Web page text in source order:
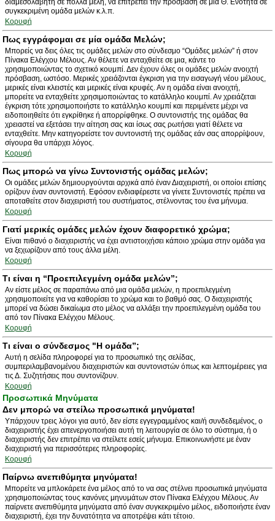
διαμεσολαβητή σε πολλά μέλη, να επιτρέπει την πρόσβαση σε μία Θ. Ενότητα σε
συγκεκριμένη ομάδα μελών κ.λ.π.
Κορυφή
Πως εγγράφομαι σε μία ομάδα Μελών;
Μπορείς να δεις όλες τις ομάδες μελών στο σύνδεσμο “Ομάδες μελών” ή στον
Πίνακα Ελέγχου Μέλους. Αν θέλετε να ενταχθείτε σε μια, κάντε το
χρησιμοποιώντας το σχετικό κουμπί. Δεν έχουν όλες οι ομάδες μελών ανοιχτή
πρόσβαση, ωστόσο. Μερικές χρειάζονται έγκριση για την εισαγωγή νέου μέλους,
μερικές είναι κλειστές και μερικές είναι κρυφές. Αν η ομάδα είναι ανοιχτή,
μπορείτε να ενταχθείτε χρησιμοποιώντας το κατάλληλο κουμπί. Αν χρειάζεται
έγκριση τότε χρησιμοποιήστε το κατάλληλο κουμπί και περιμένετε μέχρι να
ειδοποιηθείτε ότι εγκρίθηκε ή απορρίφθηκε. Ο συντονιστής της ομάδας θα
χρειαστεί να εξετάσει την αίτηση σας και ίσως σας ρωτήσει γιατί θέλετε να
ενταχθείτε. Μην κατηγορείστε τον συντονιστή της ομάδας εάν σας απορρίψουν,
σίγουρα θα υπάρχει λόγος.
Κορυφή
Πως μπορώ να γίνω Συντονιστής ομάδας μελών;
Οι ομάδες μελών δημιουργούνται αρχικά από έναν Διαχειριστή, οι οποίοι επίσης
ορίζουν έναν συντονιστή. Εφόσον ενδιαφέρεστε να γίνετε Συντονιστές πρέπει να
αποταθείτε στον διαχειριστή του συστήματος, στέλνοντας του ένα μήνυμα.
Κορυφή
Γιατί μερικές ομάδες μελών έχουν διαφορετικό χρώμα;
Είναι πιθανό ο διαχειριστής να έχει αντιστοιχήσει κάποιο χρώμα στην ομάδα για
να ξεχωρίζουν από τους άλλα μέλη.
Κορυφή
Τι είναι η “Προεπιλεγμένη ομάδα μελών”;
Αν είστε μέλος σε παραπάνω από μια ομάδα μελών, η προεπιλεγμένη
χρησιμοποιείτε για να καθορίσει το χρώμα και το βαθμό σας. Ο διαχειριστής
μπορεί να δώσει δικαίωμα στο μέλος να αλλάξει την προεπιλεγμένη ομάδα του
από τον Πίνακα Ελέγχου Μέλους.
Κορυφή
Τι είναι ο σύνδεσμος "Η ομάδα”;
Αυτή η σελίδα πληροφορεί για το προσωπικό της σελίδας,
συμπεριλαμβανομένου διαχειριστών και συντονιστών όπως και λεπτομέρειες για
τις Δ. Συζητήσεις που συντονίζουν.
Κορυφή
Προσωπικά Μηνύματα
Δεν μπορώ να στείλω προσωπικά μηνύματα!
Υπάρχουν τρεις λόγοι για αυτό, δεν είστε εγγεγραμμένος και/ή συνδεδεμένος, ο
διαχειριστής έχει απενεργοποιήσει αυτή τη λειτουργία σε όλο το σύστημα, ή ο
διαχειριστής δεν επιτρέπει να στείλετε εσείς μήνυμα. Επικοινωνήστε με έναν
διαχειριστή για περισσότερες πληροφορίες.
Κορυφή
Παίρνω ανεπιθύμητα μηνύματα!
Μπορείτε να μπλοκάρετε ένα μέλος από το να σας στέλνει προσωπικά μηνύματα
χρησιμοποιώντας τους κανόνες μηνυμάτων στον Πίνακα Ελέγχου Μέλους. Αν
παίρνετε ανεπιθύμητα μηνύματα από έναν συγκεκριμένο μέλος, ειδοποιήστε έναν
διαχειριστή, έχει την δυνατότητα να αποτρέψει κάτι τέτοιο.